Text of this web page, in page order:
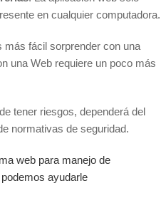
en cualquier computadora.
más fácil sorprender con una
una Web requiere un poco más
tener riesgos, dependerá del
normativas de seguridad.
web para manejo de
ayudarle